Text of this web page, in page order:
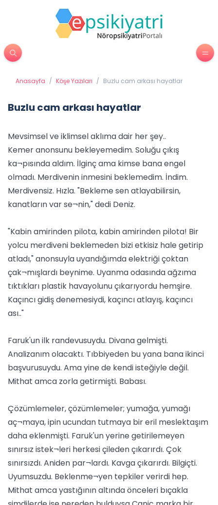
Anasayfa / Köşe Yazıları / Buzlu cam arkası hayatlar
Buzlu cam arkası hayatlar
Mevsimsel ve iklimsel aklıma dair her şey..
Kemer anonsunu bekleyemedim. Soluğu çıkış
ka¬pısında aldım. İlginç ama kimse bana engel
olmadı. Merdivenin inmesini beklemedim. İndim.
Merdivensiz. Hızla. "Bekleme sen atlayabilirsin,
kanatların var se¬nin," dedi Deniz.
"Kabin amirinden pilota, kabin amirinden pilota! Bir
yolcu merdiveni beklemeden bizi etkisiz hale getirip
atladı," anonsuyla uyandığımda elektriği çoktan
çak¬mışlardı beynime. Uyanma odasında ağzıma
tıktıkları plastik havayolunu çıkarıyordu hemşire.
Kaçıncı gidiş denemesiydi, kaçıncı atlayış, kaçıncı
ası.."
Faruk'un ilk randevusuydu. Divana gelmişti.
Analizanım olacaktı. Tıbbiyeden bu yana bana ikinci
başvurusuydu. Ama yine de kendi isteğiyle değil.
Mithat amca zorla getirmişti. Babası.
Çözümlemeler, çözümlemeler; yumağa, yumağı
aç¬maya, ipin ucundan tutmaya bir eril meslektaşım
daha eklenmişti. Faruk'un yerine getirilemeyen
sınırsız istek¬leri herkesi çileden çıkarırdı. Çok
sınırsızdı. Aniden par¬lardı. Kavga çıkarırdı. Bilgiçti.
Uyumsuzdu. Beklenme¬yen tepkiler verirdi hep.
Mithat amca yastığının altında önceleri bıçakla